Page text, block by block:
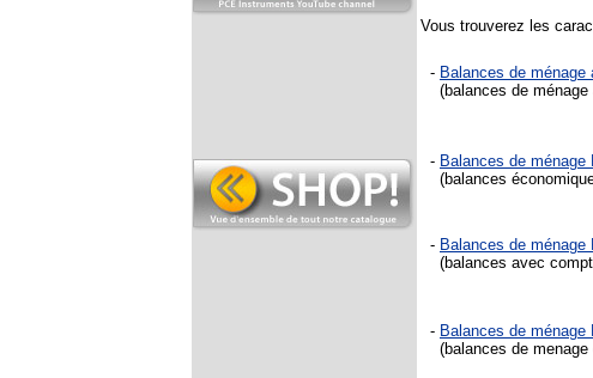
Vous trouverez les
- Balances de
(balances de
- Balances de ménage
(balances
- Balances de ménage
(balances avec
- Balances de ménage
(balances de